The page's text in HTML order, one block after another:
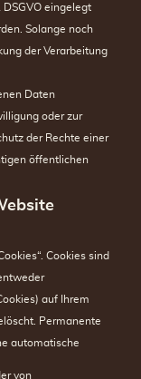
eingelegt
Solange noch
der Verarbeitung
Daten
oder zur
der Rechte einer
öffentlichen
Cookies sind
auf Ihrem
Permanente
automatische
von